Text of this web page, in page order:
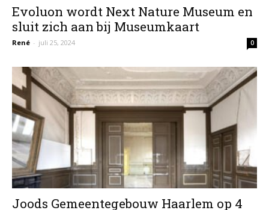
Evoluon wordt Next Nature Museum en
sluit zich aan bij Museumkaart
René - juli 25, 2024 0
Joods Gemeentegebouw Haarlem op 4